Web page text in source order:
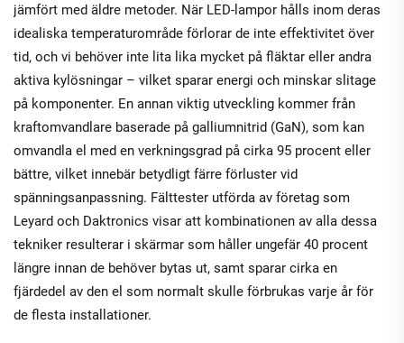
jämfört med äldre metoder. När LED-lampor hålls inom deras
idealiska temperaturområde förlorar de inte effektivitet över
tid, och vi behöver inte lita lika mycket på fläktar eller andra
aktiva kylösningar – vilket sparar energi och minskar slitage
på komponenter. En annan viktig utveckling kommer från
kraftomvandlare baserade på galliumnitrid (GaN), som kan
omvandla el med en verkningsgrad på cirka 95 procent eller
bättre, vilket innebär betydligt färre förluster vid
spänningsanpassning. Fälttester utförda av företag som
Leyard och Daktronics visar att kombinationen av alla dessa
tekniker resulterar i skärmar som håller ungefär 40 procent
längre innan de behöver bytas ut, samt sparar cirka en
fjärdedel av den el som normalt skulle förbrukas varje år för
de flesta installationer.